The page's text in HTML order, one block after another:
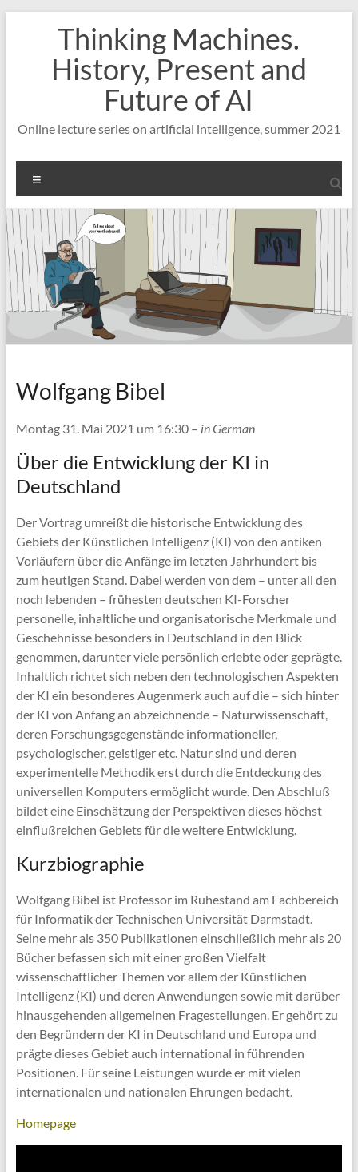
Thinking Machines.
History, Present and
Future of AI
Online lecture series on artificial intelligence, summer 2021
Wolfgang Bibel
Montag 31. Mai 2021 um 16:30 – in German
Über die Entwicklung der KI in
Deutschland
Der Vortrag umreißt die historische Entwicklung des
Gebiets der Künstlichen Intelligenz (KI) von den antiken
Vorläufern über die Anfänge im letzten Jahrhundert bis
zum heutigen Stand. Dabei werden von dem – unter all den
noch lebenden – frühesten deutschen KI-Forscher
personelle, inhaltliche und organisatorische Merkmale und
Geschehnisse besonders in Deutschland in den Blick
genommen, darunter viele persönlich erlebte oder geprägte.
Inhaltlich richtet sich neben den technologischen Aspekten
der KI ein besonderes Augenmerk auch auf die – sich hinter
der KI von Anfang an abzeichnende – Naturwissenschaft,
deren Forschungsgegenstände informationeller,
psychologischer, geistiger etc. Natur sind und deren
experimentelle Methodik erst durch die Entdeckung des
universellen Komputers ermöglicht wurde. Den Abschluß
bildet eine Einschätzung der Perspektiven dieses höchst
einflußreichen Gebiets für die weitere Entwicklung.
Kurzbiographie
Wolfgang Bibel ist Professor im Ruhestand am Fachbereich
für Informatik der Technischen Universität Darmstadt.
Seine mehr als 350 Publikationen einschließlich mehr als 20
Bücher befassen sich mit einer großen Vielfalt
wissenschaftlicher Themen vor allem der Künstlichen
Intelligenz (KI) und deren Anwendungen sowie mit darüber
hinausgehenden allgemeinen Fragestellungen. Er gehört zu
den Begründern der KI in Deutschland und Europa und
prägte dieses Gebiet auch international in führenden
Positionen. Für seine Leistungen wurde er mit vielen
internationalen und nationalen Ehrungen bedacht.
Homepage